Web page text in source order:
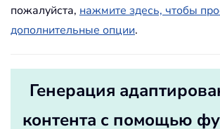
пожалуйста, нажмите здесь, чтобы
дополнительные опции.
Генерация
контента с помощью